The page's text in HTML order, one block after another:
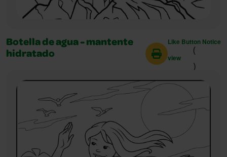
Botella de agua - mantente
hidratado
Like Button Notice
(
view
)